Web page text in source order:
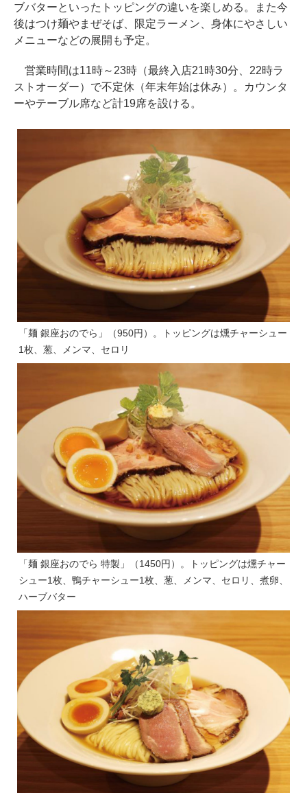
ブバターといったトッピングの違いを楽しめる。また今
後はつけ麺やまぜそば、限定ラーメン、身体にやさしい
メニューなどの展開も予定。
営業時間は11時～23時（最終入店21時30分、22時ラ
ストオーダー）で不定休（年末年始は休み）。カウンタ
ーやテーブル席など計19席を設ける。
「麺 銀座おのでら」（950円）。トッピングは燻チャーシュー
1枚、葱、メンマ、セロリ
「麺 銀座おのでら 特製」（1450円）。トッピングは燻チャー
シュー1枚、鴨チャーシュー1枚、葱、メンマ、セロリ、煮卵、
ハーブバター